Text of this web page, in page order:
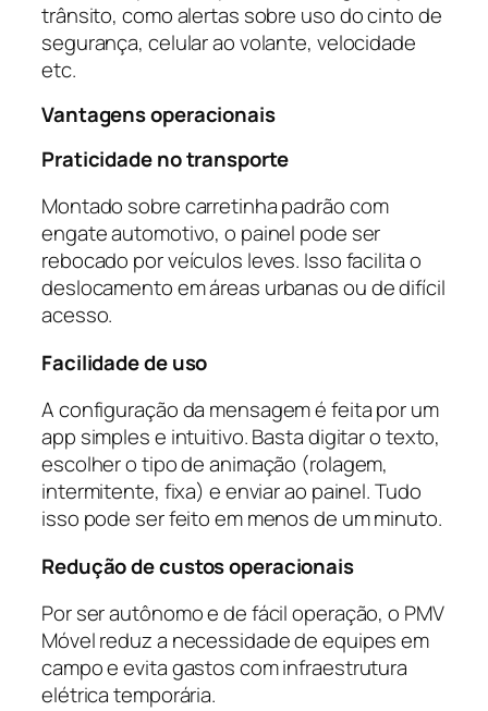
trânsito, como alertas sobre uso do cinto de
segurança, celular ao volante, velocidade
etc.
Vantagens operacionais
Praticidade no transporte
Montado sobre carretinha padrão com
engate automotivo, o painel pode ser
rebocado por veículos leves. Isso facilita o
deslocamento em áreas urbanas ou de difícil
acesso.
Facilidade de uso
A configuração da mensagem é feita por um
app simples e intuitivo. Basta digitar o texto,
escolher o tipo de animação (rolagem,
intermitente, fixa) e enviar ao painel. Tudo
isso pode ser feito em menos de um minuto.
Redução de custos operacionais
Por ser autônomo e de fácil operação, o PMV
Móvel reduz a necessidade de equipes em
campo e evita gastos com infraestrutura
elétrica temporária.